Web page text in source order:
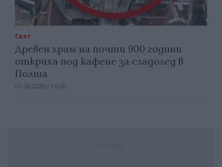
Свят
Древен храм на почти 900 години
откриха под кафене за сладолед в
Полша
07.08.2026 / 16:00